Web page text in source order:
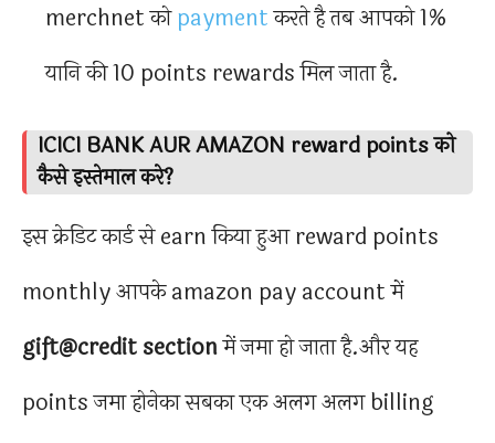
merchnet कोpaymentकरते है तब आपको 1%
यानि की 10 points rewards मिल जाता है.
ICICI BANK AUR AMAZON reward points को
कैसे इस्तेमाल करे?
इस क्रेडिट कार्ड से earn किया हुआ reward points
monthly आपके amazon pay account में
gift@credit sectionमें जमा हो जाता है.और यह
points जमा होनेका सबका एक अलग अलग billing